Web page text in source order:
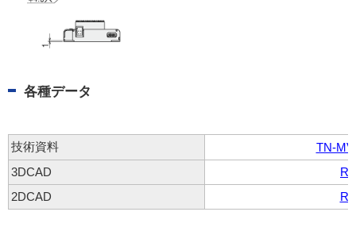
各種データ
技術資料
TN-
3DCAD
2DCAD